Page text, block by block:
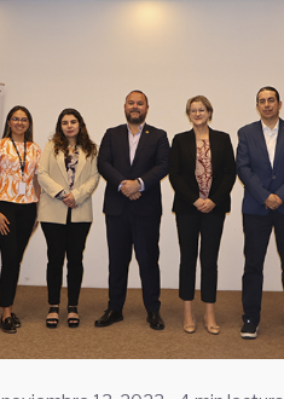
Enviado por
UHE